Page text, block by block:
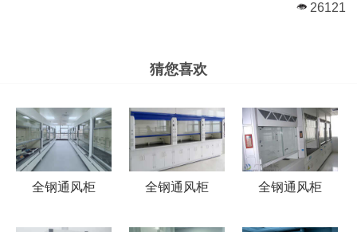
26121
猜您喜欢
全钢通风柜 全钢通风柜 全钢通风柜